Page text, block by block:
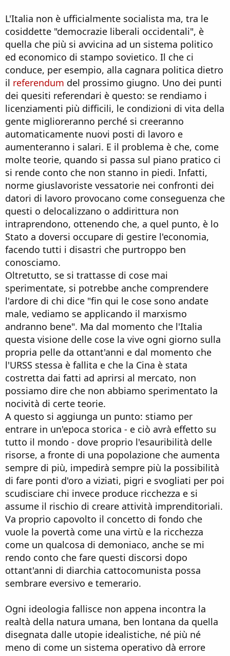
L'Italia non è ufficialmente socialista ma, tra le
cosiddette "democrazie liberali occidentali", è
quella che più si avvicina ad un sistema politico
ed economico di stampo sovietico. Il che ci
conduce, per esempio, alla cagnara politica dietro
il referendum del prossimo giugno. Uno dei punti
dei quesiti referendari è questo: se rendiamo i
licenziamenti più difficili, le condizioni di vita della
gente miglioreranno perché si creeranno
automaticamente nuovi posti di lavoro e
aumenteranno i salari. E il problema è che, come
molte teorie, quando si passa sul piano pratico ci
si rende conto che non stanno in piedi. Infatti,
norme giuslavoriste vessatorie nei confronti dei
datori di lavoro provocano come conseguenza che
questi o delocalizzano o addirittura non
intraprendono, ottenendo che, a quel punto, è lo
Stato a doversi occupare di gestire l'economia,
facendo tutti i disastri che purtroppo ben
conosciamo.
Oltretutto, se si trattasse di cose mai
sperimentate, si potrebbe anche comprendere
l'ardore di chi dice "fin qui le cose sono andate
male, vediamo se applicando il marxismo
andranno bene". Ma dal momento che l'Italia
questa visione delle cose la vive ogni giorno sulla
propria pelle da ottant'anni e dal momento che
l'URSS stessa è fallita e che la Cina è stata
costretta dai fatti ad aprirsi al mercato, non
possiamo dire che non abbiamo sperimentato la
nocività di certe teorie.
A questo si aggiunga un punto: stiamo per
entrare in un'epoca storica - e ciò avrà effetto su
tutto il mondo - dove proprio l'esauribilità delle
risorse, a fronte di una popolazione che aumenta
sempre di più, impedirà sempre più la possibilità
di fare ponti d'oro a viziati, pigri e svogliati per poi
scudisciare chi invece produce ricchezza e si
assume il rischio di creare attività imprenditoriali.
Va proprio capovolto il concetto di fondo che
vuole la povertà come una virtù e la ricchezza
come un qualcosa di demoniaco, anche se mi
rendo conto che fare questi discorsi dopo
ottant'anni di diarchia cattocomunista possa
sembrare eversivo e temerario.
Ogni ideologia fallisce non appena incontra la
realtà della natura umana, ben lontana da quella
disegnata dalle utopie idealistiche, né più né
meno di come un sistema operativo dà errore